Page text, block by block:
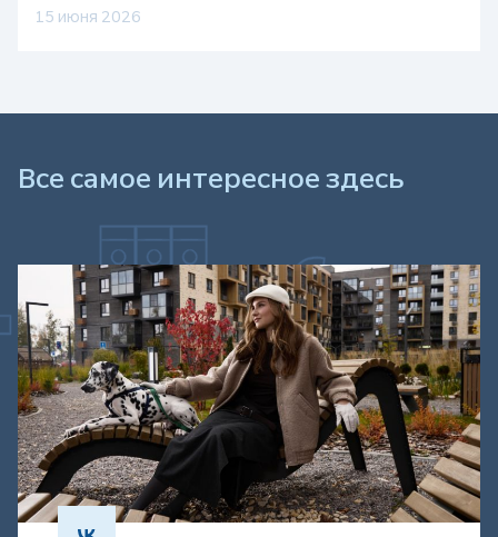
15 июня 2026
Все самое интересное здесь